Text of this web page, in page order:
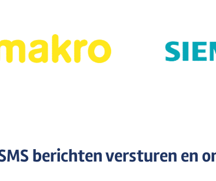
berichten versturen en